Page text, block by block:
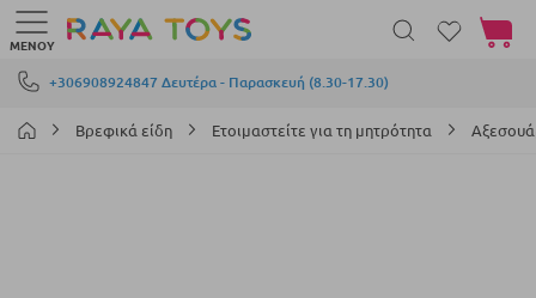
Μετάβαση στο περιεχόμενο
+306908924847 Δευτέρα - Παρασκευή (8.30-17.30)
ΜΕΝΟΎ
Το
Βρεφικά είδη Ετοιμαστείτε για τη μητρότητα